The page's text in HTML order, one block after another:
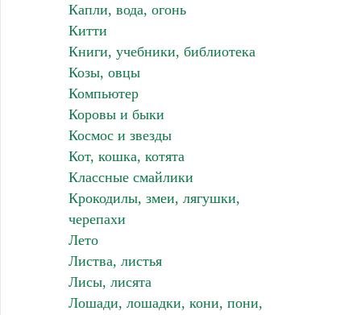
Капли, вода, огонь
Китти
Книги, учебники, библиотека
Козы, овцы
Компьютер
Коровы и быки
Космос и звезды
Кот, кошка, котята
Классные смайлики
Крокодилы, змеи, лягушки,
черепахи
Лето
Листва, листья
Лисы, лисята
Лошади, лошадки, кони, пони,